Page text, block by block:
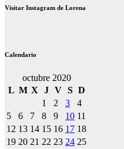
Visitar Instagram de Lorena
Calendario
octubre 2020
L M X J V S D
1
2 3
4
5
6 7 8 9 10 11
12 13 14 15 16 17 18
19 20 21 22 23 24 25